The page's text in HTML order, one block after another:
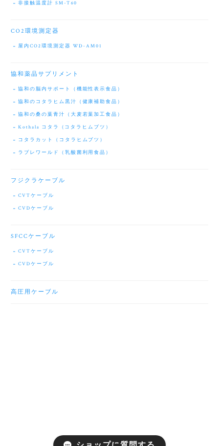
非接触温度計 SM-T60
CO2環境測定器
屋内CO2環境測定器 WD-AM01
協和薬品サプリメント
協和の脳内サポート（機能性表示食品）
協和のコタラヒム黒汁（健康補助食品）
協和の桑の葉青汁（大麦若葉加工食品）
Kothala コタラ（コタラヒムブツ）
コタラカット（コタラヒムブツ）
ラブレワールド（乳酸菌利用食品）
フジクラケーブル
CVTケーブル
CVDケーブル
SFCCケーブル
CVTケーブル
CVDケーブル
高圧用ケーブル